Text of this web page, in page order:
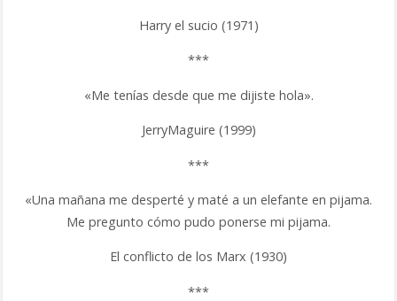
Harry el sucio (1971)
***
«Me tenías desde que me dijiste hola».
JerryMaguire (1999)
***
«Una mañana me desperté y maté a un elefante en pijama.
Me pregunto cómo pudo ponerse mi pijama.
El conflicto de los Marx (1930)
***